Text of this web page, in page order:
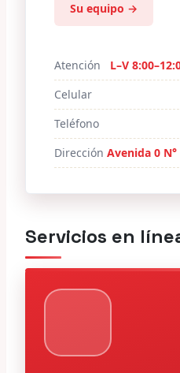
Su equipo →
Atención
L–V
Celular
Teléfono
Dirección Avenida 0
Servicios en